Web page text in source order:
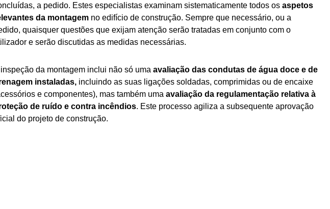
a pedido. Estes especialistas examinam sistematicamente todos os aspetos
da montagem no edifício de construção. Sempre que necessário, ou a
quaisquer questões que exijam atenção serão tratadas em conjunto com o
e serão discutidas as medidas necessárias.
da montagem inclui não só uma avaliação das condutas de água doce e de
instaladas, incluindo as suas ligações soldadas, comprimidas ou de encaixe
e componentes), mas também uma avaliação da regulamentação relativa à
de ruído e contra incêndios. Este processo agiliza a subsequente aprovação
do projeto de construção.